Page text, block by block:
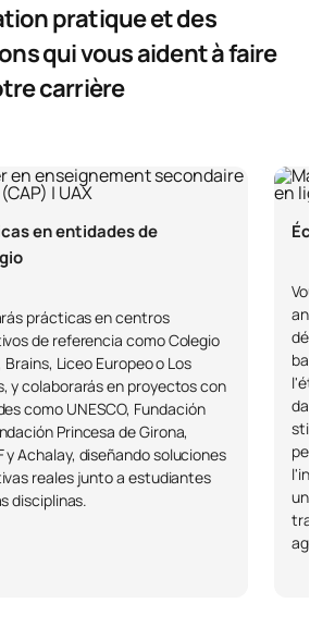
pratique et des
qui vous aident à faire
carrière
en entidades de
prácticas en centros
de referencia como Colegio
Brains, Liceo Europeo o Los
y colaborarás en proyectos con
como UNESCO, Fundación
Princesa de Girona,
y Achalay, diseñando soluciones
reales junto a estudiantes
disciplinas.
Vous
dans
une
agiles